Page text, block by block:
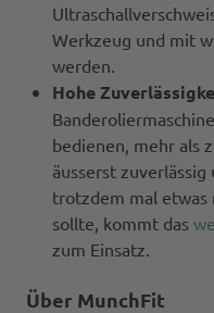
Werkzeug und mit
werden.
Hohe
bedienen, mehr als
äusserst
trotzdem mal
sollte, kommt das
zum Einsatz.
Über MunchFit